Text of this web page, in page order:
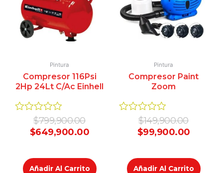
Pintura
Compresor 116Psi
2Hp 24Lt C/Ac Einhell
Valorado
$799,900.00
$649,900.00
Añadir Al Carrito
Pintura
Compresor Paint
Zoom
Valorado
$149,900.00
$99,900.00
Añadir Al Carrito